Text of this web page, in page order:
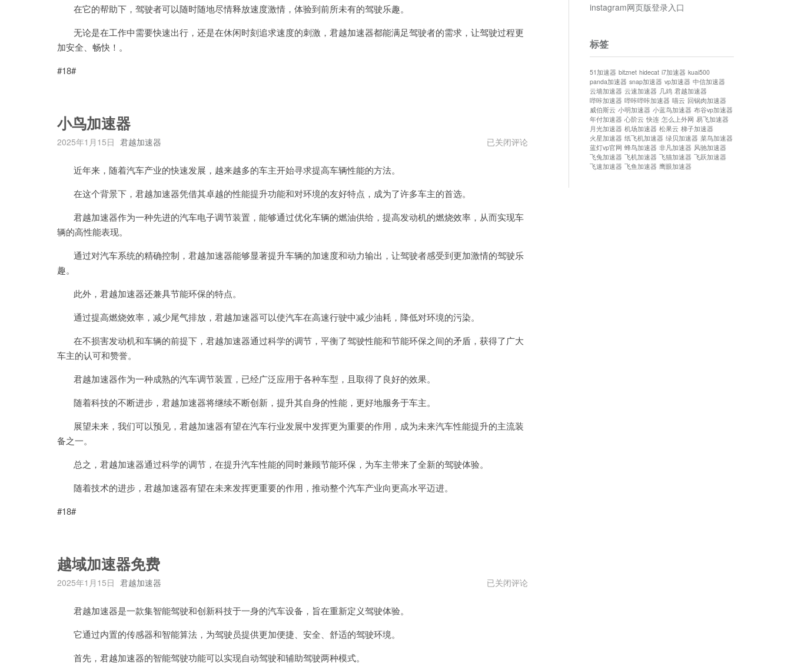
在它的帮助下，驾驶者可以随时随地尽情释放速度激情，体验到前所未有的驾驶乐趣。
无论是在工作中需要快速出行，还是在休闲时刻追求速度的刺激，君越加速器都能满足驾驶者的需求，让驾驶过程更
加安全、畅快！。
#18#
小鸟加速器
2025年1月15日 君越加速器
小
鸟
已关闭评论
近年来，随着汽车产业的快速发展，越来越多的车主开始寻求提高车辆性能的方法。
在这个背景下，君越加速器凭借其卓越的性能提升功能和对环境的友好特点，成为了许多车主的首选。
君越加速器作为一种先进的汽车电子调节装置，能够通过优化车辆的燃油供给，提高发动机的燃烧效率，从而实现车
辆的高性能表现。
通过对汽车系统的精确控制，君越加速器能够显著提升车辆的加速度和动力输出，让驾驶者感受到更加激情的驾驶乐
趣。
此外，君越加速器还兼具节能环保的特点。
通过提高燃烧效率，减少尾气排放，君越加速器可以使汽车在高速行驶中减少油耗，降低对环境的污染。
在不损害发动机和车辆的前提下，君越加速器通过科学的调节，平衡了驾驶性能和节能环保之间的矛盾，获得了广大
车主的认可和赞誉。
君越加速器作为一种成熟的汽车调节装置，已经广泛应用于各种车型，且取得了良好的效果。
随着科技的不断进步，君越加速器将继续不断创新，提升其自身的性能，更好地服务于车主。
展望未来，我们可以预见，君越加速器有望在汽车行业发展中发挥更为重要的作用，成为未来汽车性能提升的主流装
备之一。
总之，君越加速器通过科学的调节，在提升汽车性能的同时兼顾节能环保，为车主带来了全新的驾驶体验。
随着技术的进步，君越加速器有望在未来发挥更重要的作用，推动整个汽车产业向更高水平迈进。
#18#
越域加速器免费
2025年1月15日 君越加速器
越
域
已关闭评论
君越加速器是一款集智能驾驶和创新科技于一身的汽车设备，旨在重新定义驾驶体验。
它通过内置的传感器和智能算法，为驾驶员提供更加便捷、安全、舒适的驾驶环境。
首先，君越加速器的智能驾驶功能可以实现自动驾驶和辅助驾驶两种模式。
instagram网页版登录入口
标签
51加速器 bitznet hidecat i7加速器 kuai500
panda加速器 snap加速器 vp加速器 中信加速器
云墙加速器 云速加速器 几鸡 君越加速器
哔咔加速器 哔咔哔咔加速器 喵云 回锅肉加速器
威伯斯云 小明加速器 小蓝鸟加速器 布谷vp加速器
年付加速器 心阶云 快连 怎么上外网 易飞加速器
月光加速器 机场加速器 松果云 梯子加速器
火星加速器 纸飞机加速器 绿贝加速器 菜鸟加速器
蓝灯vp官网 蜂鸟加速器 非凡加速器 风驰加速器
飞兔加速器 飞机加速器 飞猫加速器 飞跃加速器
飞速加速器 飞鱼加速器 鹰眼加速器